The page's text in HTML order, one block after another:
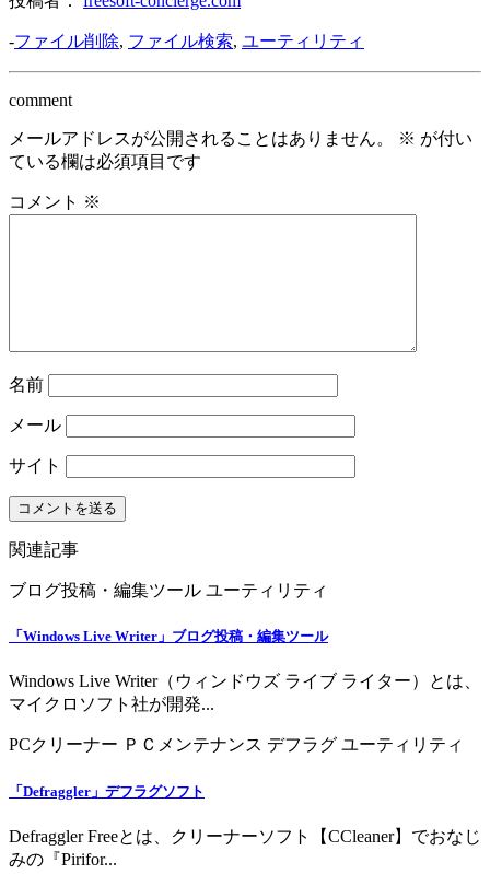
-ファイル削除, ファイル検索, ユーティリティ
comment
メールアドレスが公開されることはありません。 ※ が付い
ている欄は必須項目です
コメント ※
名前
メール
サイト
関連記事
ブログ投稿・編集ツール ユーティリティ
「Windows Live Writer」ブログ投稿・編集ツール
Windows Live Writer（ウィンドウズ ライブ ライター）とは、
マイクロソフト社が開発...
PCクリーナー ＰＣメンテナンス デフラグ ユーティリティ
「Defraggler」デフラグソフト
Defraggler Freeとは、クリーナーソフト【CCleaner】でおなじ
みの『Pirifor...